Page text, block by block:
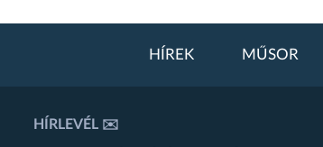
HÍREK MŰSOR
HÍRLEVÉL ✉️